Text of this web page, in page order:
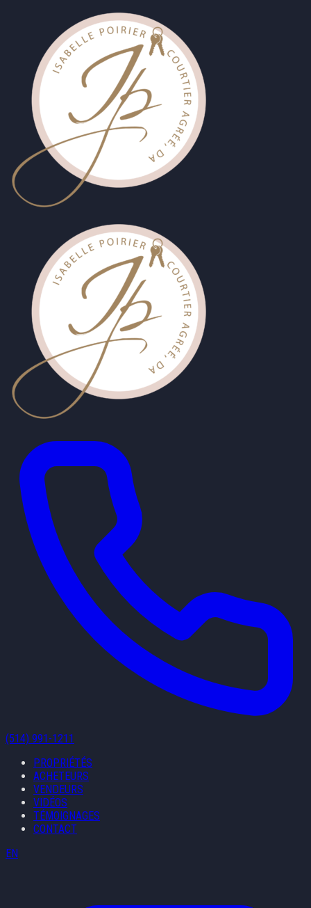
(514) 991-1211
PROPRIÉTÉS
ACHETEURS
VENDEURS
VIDÉOS
TÉMOIGNAGES
CONTACT
EN